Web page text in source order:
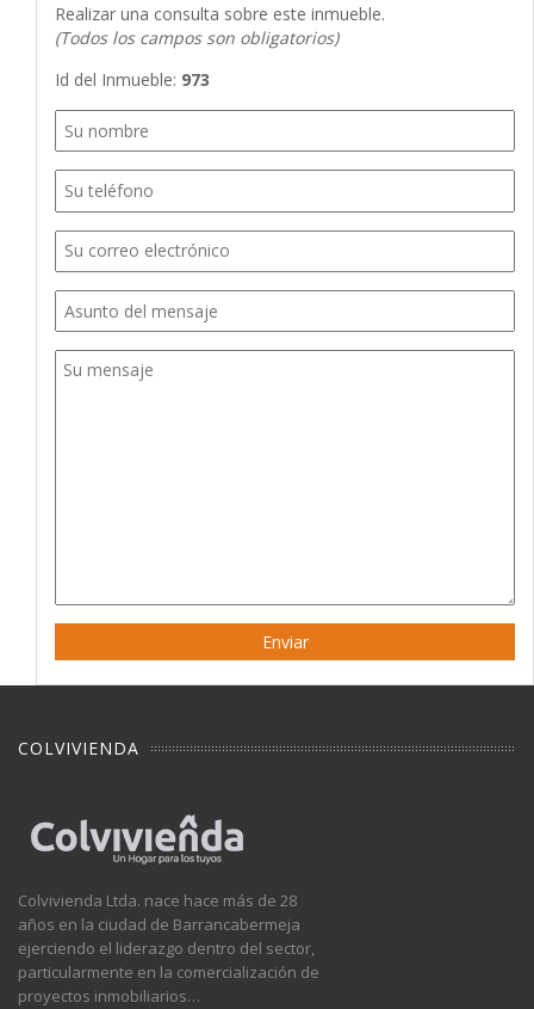
Realizar una consulta sobre este inmueble.
(Todos los campos son obligatorios)
Id del Inmueble: 973
COLVIVIENDA
Colvivienda Ltda. nace hace más de 28
años en la ciudad de Barrancabermeja
ejerciendo el liderazgo dentro del sector,
particularmente en la comercialización de
proyectos inmobiliarios…